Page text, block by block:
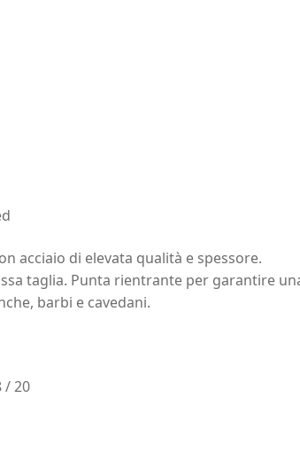
acciaio di elevata qualità e spessore.
taglia. Punta rientrante per garantire
barbi e cavedani.
/ 20